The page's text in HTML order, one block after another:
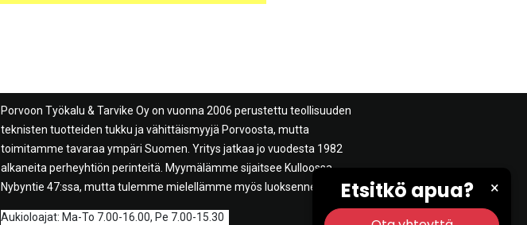
Porvoon Työkalu & Tarvike Oy on vuonna 2006 perustettu teollisuuden
teknisten tuotteiden tukku ja vähittäismyyjä Porvoosta, mutta
toimitamme tavaraa ympäri Suomen. Yritys jatkaa jo vuodesta 1982
alkaneita perheyhtiön perinteitä. Myymälämme sijaitsee Kulloossa
Nybyntie 47:ssa, mutta tulemme mielellämme myös luoksenne.
Aukioloajat: Ma-To 7.00-16.00, Pe 7.00-15.30
×
Etsitkö apua?